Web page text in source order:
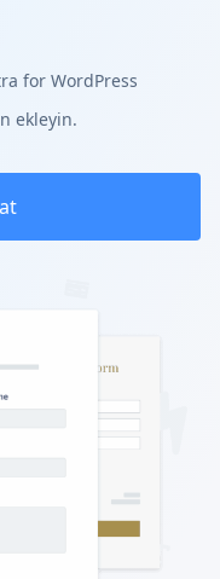
for WordPress
ekleyin.